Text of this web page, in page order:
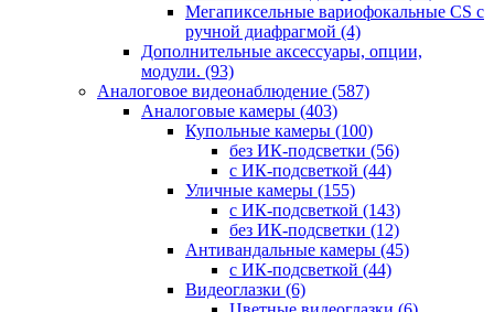
Мегапиксельные вариофокальные CS c
ручной диафрагмой (4)
Дополнительные аксессуары, опции,
модули. (93)
Аналоговое видеонаблюдение (587)
Аналоговые камеры (403)
Купольные камеры (100)
без ИК-подсветки (56)
с ИК-подсветкой (44)
Уличные камеры (155)
с ИК-подсветкой (143)
без ИК-подсветки (12)
Антивандальные камеры (45)
с ИК-подсветкой (44)
Видеоглазки (6)